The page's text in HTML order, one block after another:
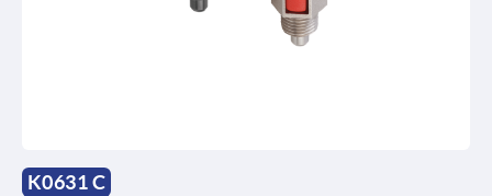
K0631 C